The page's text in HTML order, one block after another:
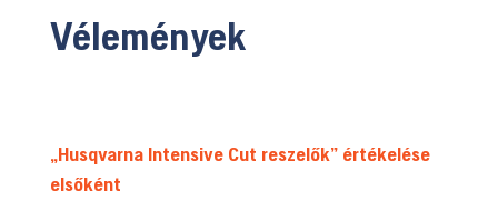
Vélemények
„Husqvarna Intensive Cut reszelők” értékelése
elsőként